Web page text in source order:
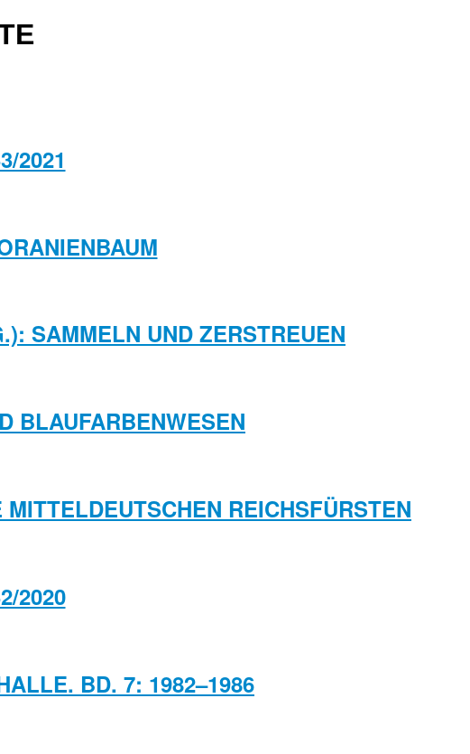
2021
SAMMELN UND ZERSTREUEN
BLAUFARBENWESEN
REICHSFÜRSTEN
2020
BD. 7: 1982–1986